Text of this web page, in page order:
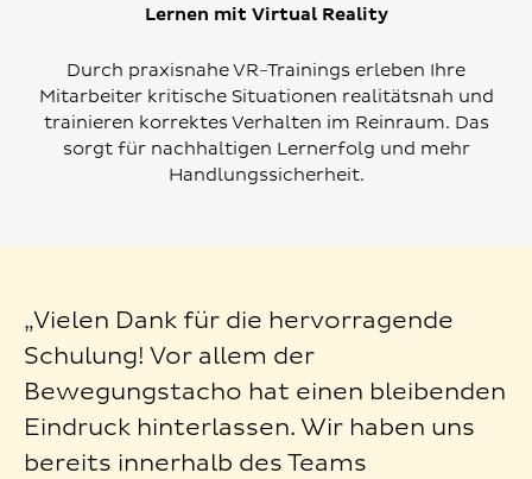
Lernen mit Virtual Reality
Durch praxisnahe VR-Trainings erleben Ihre
Mitarbeiter kritische Situationen realitätsnah und
trainieren korrektes Verhalten im Reinraum. Das
sorgt für nachhaltigen Lernerfolg und mehr
Handlungssicherheit.
„Vielen Dank für die hervorragende
Schulung! Vor allem der
Bewegungstacho hat einen bleibenden
Eindruck hinterlassen. Wir haben uns
bereits innerhalb des Teams